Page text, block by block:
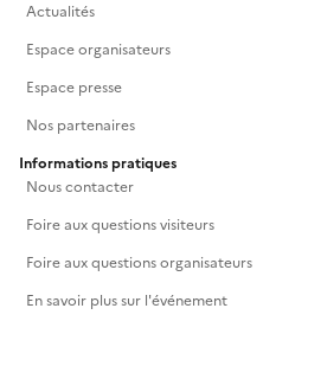
Actualités
Espace organisateurs
Espace presse
Nos partenaires
Informations pratiques
Nous contacter
Foire aux questions visiteurs
Foire aux questions organisateurs
En savoir plus sur l'événement